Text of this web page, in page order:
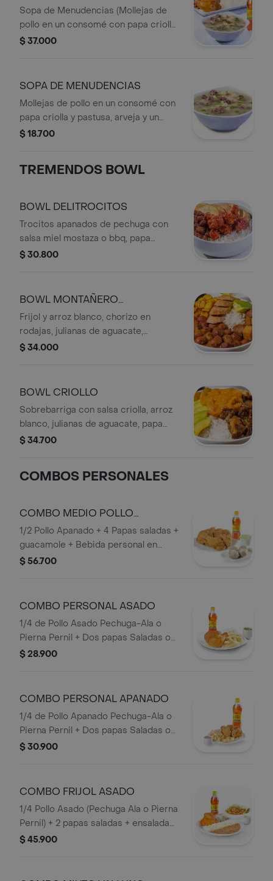
MENUDENCIAS
Sopa de Menudencias (Mollejas de
pollo en un consomé con papa criolla
y pastusa + arveja y un toque de
personal en botella.
$ 37.000
SOPA DE MENUDENCIAS
Mollejas de pollo en un consomé con
papa criolla y pastusa, arveja y un
toque de cilantro.
$ 18.700
TREMENDOS BOWL
BOWL DELITROCITOS
Trocitos apanados de pechuga con
salsa miel mostaza o bbq, papa
artesanal, frijol y arroz blanco, con
$ 30.800
BOWL MONTAÑERO
AGREGADOR
Frijol y arroz blanco, chorizo en
rodajas, julianas de aguacate,
chicharrón crocante, cubos de
$ 34.000
BOWL CRIOLLO
Sobrebarriga con salsa criolla, arroz
blanco, julianas de aguacate, papa
artesanal y bebida personal.
$ 34.700
COMBOS PERSONALES
COMBO MEDIO POLLO
APANADO
1/2 Pollo Apanado + 4 Papas saladas +
guacamole + Bebida personal en
Botella.
$ 56.700
COMBO PERSONAL ASADO
1/4 de Pollo Asado Pechuga-Ala o
Pierna Pernil + Dos papas Saladas o
Francesa o Papa Artesanal + Bebida
$ 28.900
COMBO PERSONAL APANADO
1/4 de Pollo Apanado Pechuga-Ala o
Pierna Pernil + Dos papas Saladas o
Francesa o papa Artesanal + Bebida
$ 30.900
COMBO FRIJOL ASADO
1/4 Pollo Asado (Pechuga Ala o Pierna
Pernil) + 2 papas saladas + ensalada
caribe mediana + arroz + frijol+
$ 45.900